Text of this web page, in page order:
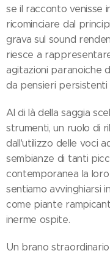
se il racconto
ricominciare dal
grava sul sound
riesce a
agitazioni paranoiche
da pensieri persistenti
Al di là della saggia
strumenti, un ruolo di
dall'utilizzo delle voci
sembianze di tanti
contemporanea la
sentiamo avvinghiarsi
come piante
inerme ospite.
Un brano